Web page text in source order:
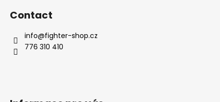
Contact
info@fighter-shop.cz
776 310 410